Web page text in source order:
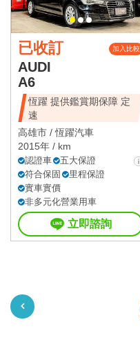
已收訂 加入比較
AUDI
A6
恆躍 提供鑑賞期保障 定
速
高雄市 /恆躍汽車
2015年 / km
認證車
五大保證
符合保固
里程保證
實車實價
非多元化營業用車
立即諮詢